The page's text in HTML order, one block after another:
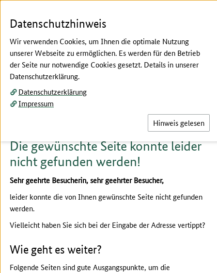
Hier beginnt der Hauptinhalt dieser Seite
Seite nicht gefunden (404)
Die gewünschte Seite konnte leider
nicht gefunden werden!
Sehr geehrte Besucherin, sehr geehrter Besucher,
leider konnte die von Ihnen gewünschte Seite nicht gefunden
werden.
Vielleicht haben Sie sich bei der Eingabe der Adresse vertippt?
Wie geht es weiter?
Folgende Seiten sind gute Ausgangspunkte, um die
Datenschutzhinweis
Wir verwenden Cookies, um Ihnen die optimale Nutzung
unserer Webseite zu ermöglichen. Es werden für den Betrieb
der Seite nur notwendige Cookies gesetzt. Details in unserer
Datenschutzerklärung.
Datenschutzerklärung
Impressum
Hinweis gelesen